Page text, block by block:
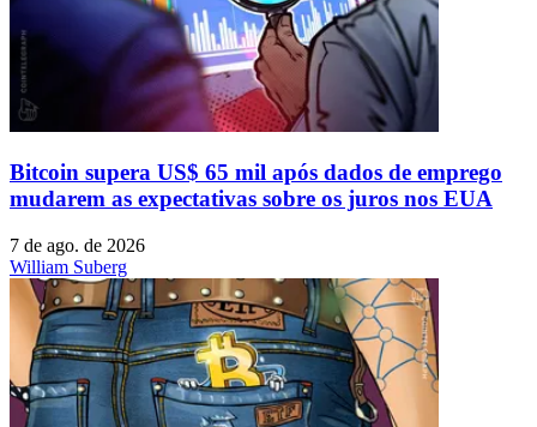
Bitcoin supera US$ 65 mil após dados de emprego
mudarem as expectativas sobre os juros nos EUA
7 de ago. de 2026
William Suberg